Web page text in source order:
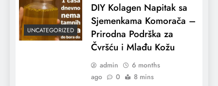
UNCATEGORIZED
DIY Kolagen Napitak sa
Sjemenkama Komorača –
Prirodna Podrška za
Čvršću i Mlađu Kožu
admin
6 months
ago
0 8 mins